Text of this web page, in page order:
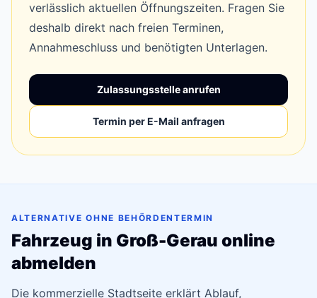
verlässlich aktuellen Öffnungszeiten. Fragen Sie
deshalb direkt nach freien Terminen,
Annahmeschluss und benötigten Unterlagen.
Zulassungsstelle anrufen
Termin per E-Mail anfragen
ALTERNATIVE OHNE BEHÖRDENTERMIN
Fahrzeug in Groß-Gerau online
abmelden
Die kommerzielle Stadtseite erklärt Ablauf,